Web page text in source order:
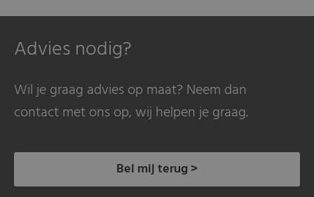
Advies nodig?
Wil je graag advies op maat? Neem dan
contact met ons op, wij helpen je graag.
Bel mij terug >